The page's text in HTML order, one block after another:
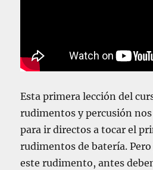
Esta primera lección del
rudimentos y percusión
para ir directos a tocar el
rudimentos de batería.
este rudimento, antes